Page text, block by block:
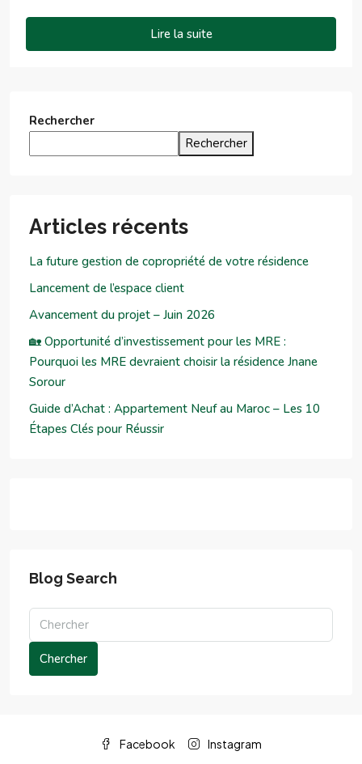
Lire la suite
Rechercher
Rechercher
Articles récents
La future gestion de copropriété de votre résidence
Lancement de l’espace client
Avancement du projet – Juin 2026
🏡 Opportunité d’investissement pour les MRE :
Pourquoi les MRE devraient choisir la résidence Jnane
Sorour
Guide d’Achat : Appartement Neuf au Maroc – Les 10
Étapes Clés pour Réussir
Blog Search
Chercher
Facebook Instagram